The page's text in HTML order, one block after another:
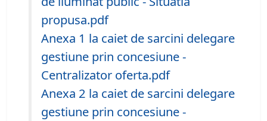
propusa.pdf
Anexa 1 la caiet de sarcini delegare
gestiune prin concesiune -
Centralizator oferta.pdf
Anexa 2 la caiet de sarcini delegare
gestiune prin concesiune -